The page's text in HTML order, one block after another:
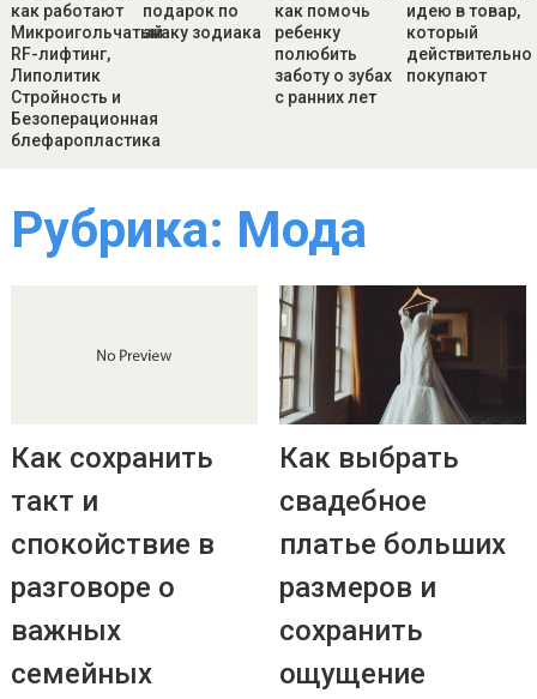
как работают
Микроигольчатый
RF-лифтинг,
Липолитик
Стройность и
Безоперационная
блефаропластика
подарок по
знаку зодиака
как помочь
ребенку
полюбить
заботу о зубах
с ранних лет
идею в товар,
который
действительно
покупают
Рубрика: Мода
Как сохранить
такт и
спокойствие в
разговоре о
важных
семейных
Как выбрать
свадебное
платье больших
размеров и
сохранить
ощущение